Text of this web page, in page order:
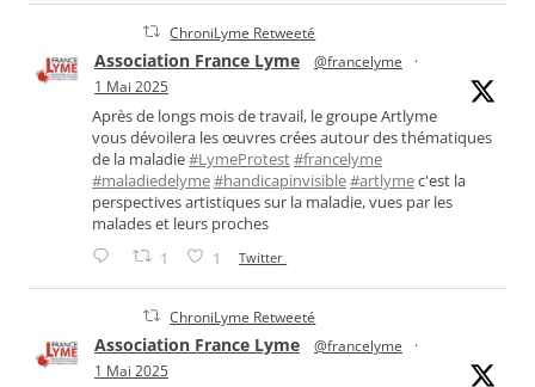
ChroniLyme Retweeté
Association France Lyme @francelyme
·
1 Mai 2025
Après de longs mois de travail, le groupe Artlyme
vous dévoilera les œuvres crées autour des thématiques
de la maladie#LymeProtest#francelyme
#maladiedelyme#handicapinvisible#artlymec'est la
perspectives artistiques sur la maladie, vues par les
malades et leurs proches
1 1 Twitter
ChroniLyme Retweeté
Association France Lyme @francelyme
·
1 Mai 2025